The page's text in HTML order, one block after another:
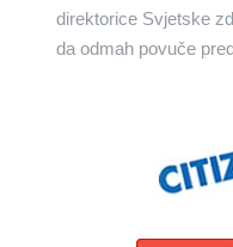
direktorice Svjetske
da odmah povuče